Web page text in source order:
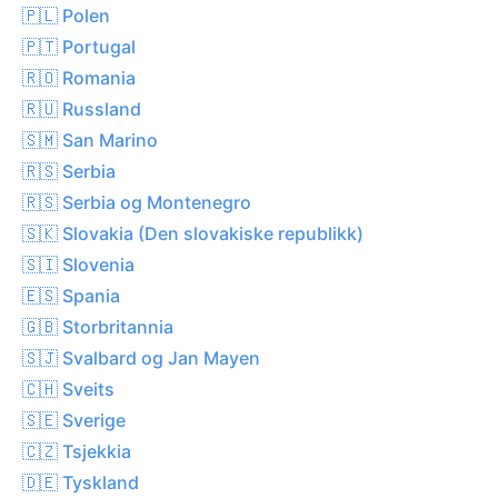
🇵🇱 Polen
🇵🇹 Portugal
🇷🇴 Romania
🇷🇺 Russland
🇸🇲 San Marino
🇷🇸 Serbia
🇷🇸 Serbia og Montenegro
🇸🇰 Slovakia (Den slovakiske republikk)
🇸🇮 Slovenia
🇪🇸 Spania
🇬🇧 Storbritannia
🇸🇯 Svalbard og Jan Mayen
🇨🇭 Sveits
🇸🇪 Sverige
🇨🇿 Tsjekkia
🇩🇪 Tyskland